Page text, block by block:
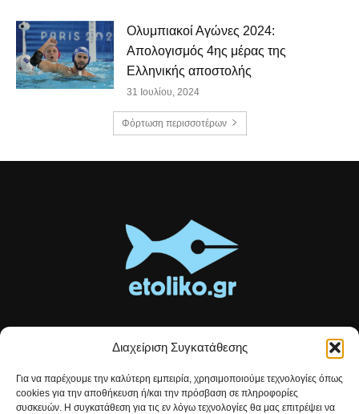
Διαχείριση Συγκατάθεσης
Για να παρέχουμε την καλύτερη εμπειρία, χρησιμοποιούμε τεχνολογίες όπως
cookies για την αποθήκευση ή/και την πρόσβαση σε πληροφορίες
συσκευών. Η συγκατάθεση για τις εν λόγω τεχνολογίες θα μας επιτρέψει να
Ολυμπιακοί Αγώνες 2024:
Απολογισμός 4ης μέρας της
Ελληνικής αποστολής
31 Ιουλίου, 2024
Φόρτωση περισσοτέρων
Τοπικές ειδήσεις, αναλύσεις και ιστορίες από το Αιτωλικό
Αρθρογραφία που συνδέει, εμπνέει και ενημερώνει.